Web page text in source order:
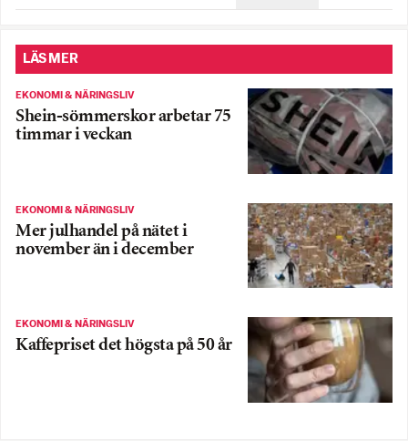
LÄS MER
EKONOMI & NÄRINGSLIV
Shein-sömmerskor arbetar 75
timmar i veckan
EKONOMI & NÄRINGSLIV
Mer julhandel på nätet i
november än i december
EKONOMI & NÄRINGSLIV
Kaffepriset det högsta på 50 år